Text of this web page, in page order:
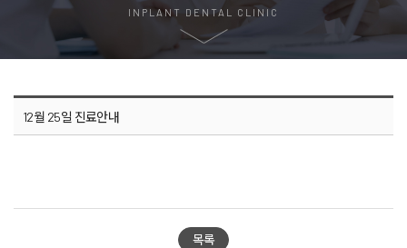
INPLANT DENTAL CLINIC
12월 25일 진료안내
목록